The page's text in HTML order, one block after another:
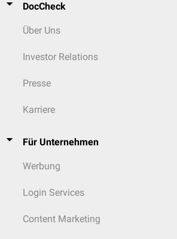
DocCheck
Über Uns
Investor Relations
Presse
Karriere
Für Unternehmen
Werbung
Login Services
Content Marketing